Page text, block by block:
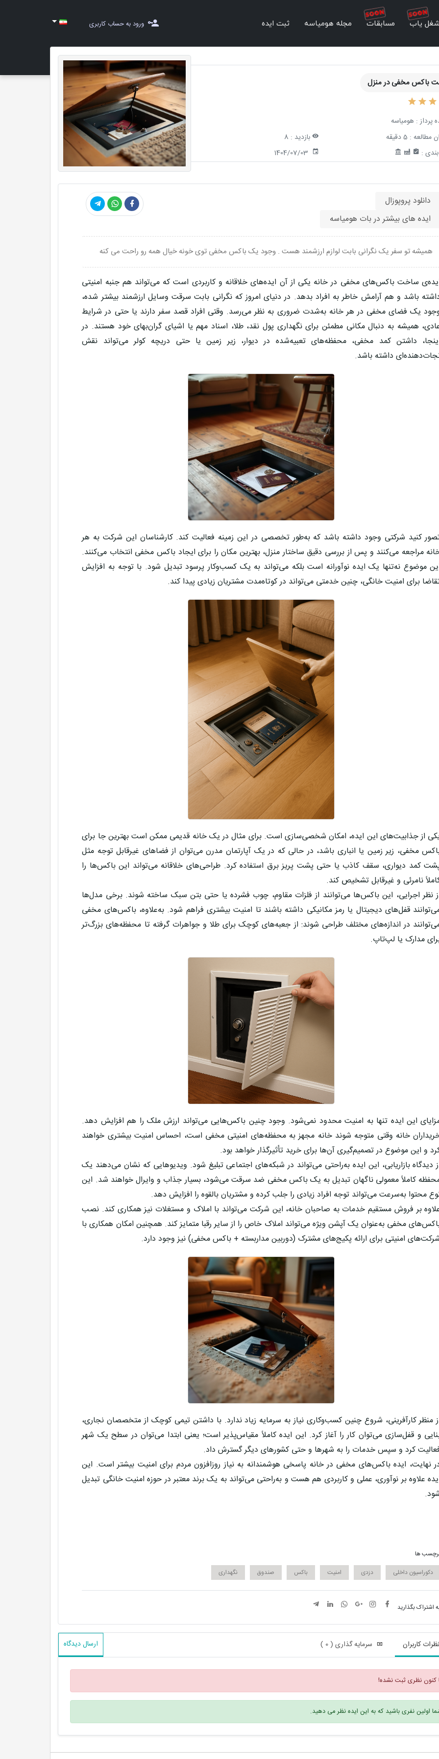
شغل یاب مسابقات مجله هومیاسه ثبت ایده ورود به حساب کاربری
باکس مخفی در منزل
پرداز : هومیاسه
مطالعه : 5 دقیقه بازدید : 8
:
1404/07/03
دانلود پروپوزال
ایده های بیشتر در بات هومیاسه
همیشه تو سفر یک نگرانی بابت لوازم ارزشمند هست . وجود یک باکس مخفی توی خونه خیال همه رو راحت می کنه
ساخت باکس‌های مخفی در خانه یکی از آن ایده‌های خلاقانه و کاربردی است که می‌تواند هم جنبه امنیتی
باشد و هم آرامش خاطر به افراد بدهد. در دنیای امروز که نگرانی بابت سرقت وسایل ارزشمند بیشتر شده،
یک فضای مخفی در هر خانه به‌شدت ضروری به نظر می‌رسد. وقتی افراد قصد سفر دارند یا حتی در شرایط
همیشه به دنبال مکانی مطمئن برای نگهداری پول نقد، طلا، اسناد مهم یا اشیای گران‌بهای خود هستند. در
داشتنکمد مخفی، محفظه‌های تعبیه‌شده در دیوار، زیر زمین یا حتی دریچه کولرمی‌تواند نقش
داشته باشد.
کنید شرکتی وجود داشته باشد که به‌طور تخصصی در این زمینه فعالیت کند. کارشناسان این شرکت به هر
مراجعه می‌کنند و پس از بررسی دقیق ساختار منزل، بهترین مکان را برای ایجاد باکس مخفی انتخاب می‌کنند.
موضوع نه‌تنها یک ایده نوآورانه است بلکه می‌تواند به یک کسب‌وکار پرسودتبدیل شود. با توجه به افزایش
برای امنیت خانگی، چنین خدمتی می‌تواند در کوتاه‌مدت مشتریان زیادی پیدا کند.
از جذابیت‌های این ایده، امکان شخصی‌سازی است. برای مثال در یک خانه قدیمی ممکن است بهترین جا برای
مخفی، زیر زمین یا انباری باشد، در حالی که در یک آپارتمان مدرن می‌توان از فضاهای غیرقابل توجه مثل
کمد دیواری، سقف کاذب یا حتی پشت پریز برق استفاده کرد. طراحی‌های خلاقانه می‌تواند این باکس‌ها را
نامرئی و غیرقابل تشخیص کند.
نظر اجرایی، این باکس‌ها می‌توانند از فلزات مقاوم، چوب فشرده یا حتی بتن سبک ساخته شوند. برخی مدل‌ها
قفل‌های دیجیتال یا رمز مکانیکی داشته باشند تا امنیت بیشتری فراهم شود. به‌علاوه، باکس‌های مخفی
در اندازه‌های مختلف طراحی شوند: از جعبه‌های کوچک برای طلا و جواهرات گرفته تا محفظه‌های بزرگ‌تر
مدارک یا لپ‌تاپ.
این ایده تنها به امنیت محدود نمی‌شود. وجود چنین باکس‌هایی می‌تواند ارزش ملک را هم افزایش دهد.
خانه وقتی متوجه شوند خانه مجهز به محفظه‌های امنیتی مخفی است، احساس امنیت بیشتری خواهند
و این موضوع در تصمیم‌گیری آن‌ها برای خرید تأثیرگذار خواهد بود.
دیدگاه بازاریابی، این ایده به‌راحتی می‌تواند در شبکه‌های اجتماعی تبلیغ شود. ویدیوهایی که نشان می‌دهند یک
کاملاً معمولی ناگهان تبدیل به یکباکس مخفی ضد سرقتمی‌شود، بسیار جذاب و وایرال خواهند شد. این
محتوا به‌سرعت می‌تواند توجه افراد زیادی را جلب کرده و مشتریان بالقوه را افزایش دهد.
بر فروش مستقیم خدمات به صاحبان خانه، این شرکت می‌تواند با املاک و مستغلات نیز همکاری کند. نصب
مخفی به‌عنوان یک آپشن ویژه می‌تواند املاک خاص را از سایر رقبا متمایز کند. همچنین امکان همکاری با
امنیتی برای ارائه پکیج‌های مشترک (دوربین مداربسته + باکس مخفی) نیز وجود دارد.
منظر کارآفرینی، شروع چنین کسب‌وکاری نیاز به سرمایه زیادندارد. با داشتن تیمی کوچک از متخصصان نجاری،
و قفل‌سازی می‌توان کار را آغاز کرد. این ایده کاملاً مقیاس‌پذیر است؛ یعنی ابتدا می‌توان در سطح یک شهر
کرد و سپس خدمات را به شهرها و حتی کشورهای دیگر گسترش داد.
نهایت، ایده باکس‌های مخفی در خانه پاسخی هوشمندانه به نیاز روزافزون مردم برای امنیت بیشتر است. این
علاوه بر نوآوری، عملی و کاربردی هم هست و به‌راحتی می‌تواند به یک برند معتبر در حوزه امنیت خانگی تبدیل
ها
دکوراسیون داخلی
دزدی امنیت باکس صندوق نگهداری
اشتراک بگذارید
نظرات کاربران سرمایه گذاری ( 0 ) ارسال دیدگاه
کنون نظری ثبت نشده!
اولین نفری باشید که به این ایده نظر می دهید.